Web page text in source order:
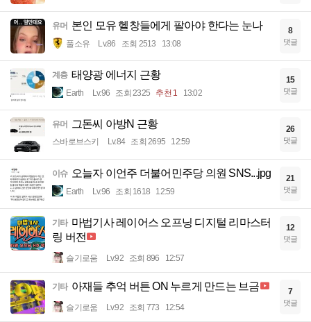
유머 본인 모유 헬창들에게 팔아야 한다는 눈나
풀소유 Lv.86 조회 2513 13:08
8
댓글
계층 태양광 에너지 근황
Earth Lv.96 조회 2325 추천 1 13:02
15
댓글
유머 그돈씨 아방N 근황
스바로브스키 Lv.84 조회 2695 12:59
26
댓글
이슈 오늘자 이언주 더불어민주당 의원 SNS...jpg
Earth Lv.96 조회 1618 12:59
21
댓글
기타 마법기사 레이어스 오프닝 디지털 리마스터
링 버전
슬기로움 Lv.92 조회 896 12:57
12
댓글
기타 아재들 추억 버튼 ON 누르게 만드는 브금
슬기로움 Lv.92 조회 773 12:54
7
댓글